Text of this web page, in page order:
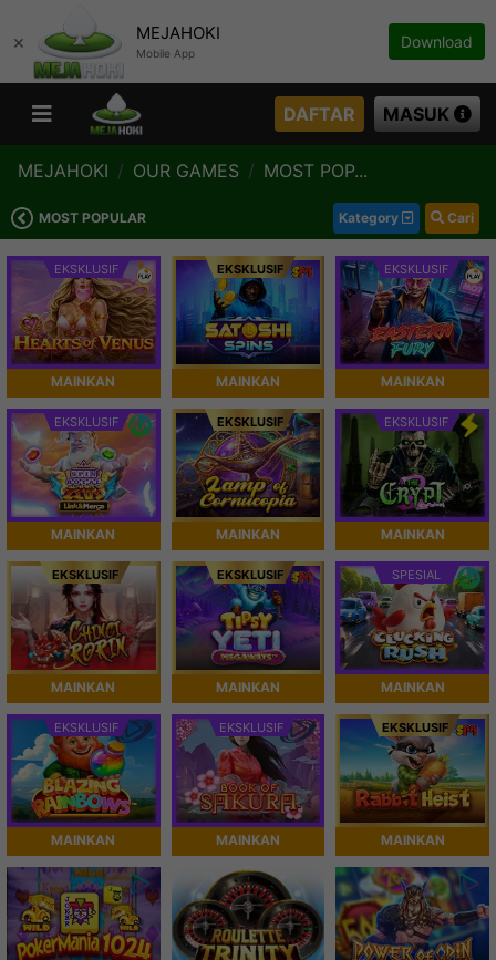
× MEJAHOKI
Mobile App
Download
DAFTAR MASUK
MEJAHOKI OUR GAMES MOST POP...
MOST POPULAR Kategory Cari
EKSKLUSIF
MAINKAN
EKSKLUSIF
MAINKAN
EKSKLUSIF
MAINKAN
EKSKLUSIF
MAINKAN
EKSKLUSIF
MAINKAN
EKSKLUSIF
MAINKAN
EKSKLUSIF
MAINKAN
EKSKLUSIF
MAINKAN
SPESIAL
MAINKAN
EKSKLUSIF
MAINKAN
EKSKLUSIF
MAINKAN
EKSKLUSIF
MAINKAN